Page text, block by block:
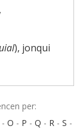
), jonqui
per:
- O - P - Q - R - S -